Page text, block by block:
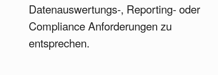
Datenauswertungs-, Reporting- oder
Compliance Anforderungen zu
entsprechen.